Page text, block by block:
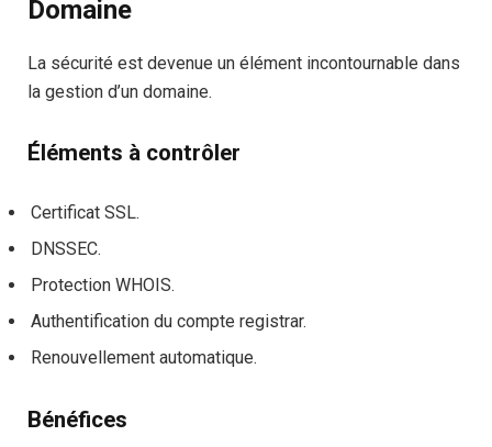
Domaine
La sécurité est devenue un élément incontournable dans
la gestion d’un domaine.
Éléments à contrôler
Certificat SSL.
DNSSEC.
Protection WHOIS.
Authentification du compte registrar.
Renouvellement automatique.
Bénéfices